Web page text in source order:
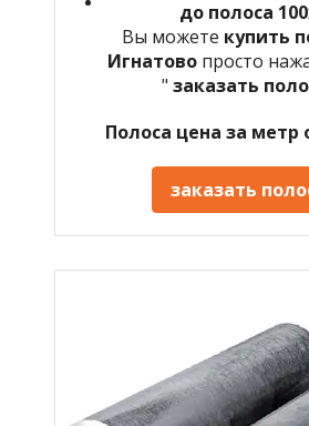
до полоса
Вы можете купить
Игнатово просто
" заказать
Полоса цена за метр
заказать